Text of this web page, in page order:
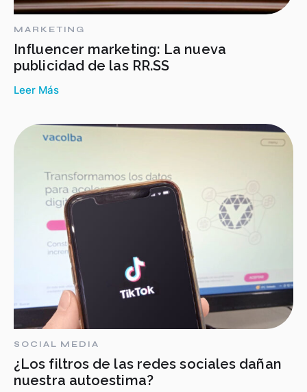
MARKETING
Influencer marketing: La nueva
publicidad de las RR.SS
Leer Más
SOCIAL MEDIA
¿Los filtros de las redes sociales dañan
nuestra autoestima?